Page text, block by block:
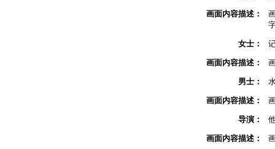
画面内容描述：
女士：
画面内容描述：
男士：
画面内容描述：
导演：
画面内容描述：